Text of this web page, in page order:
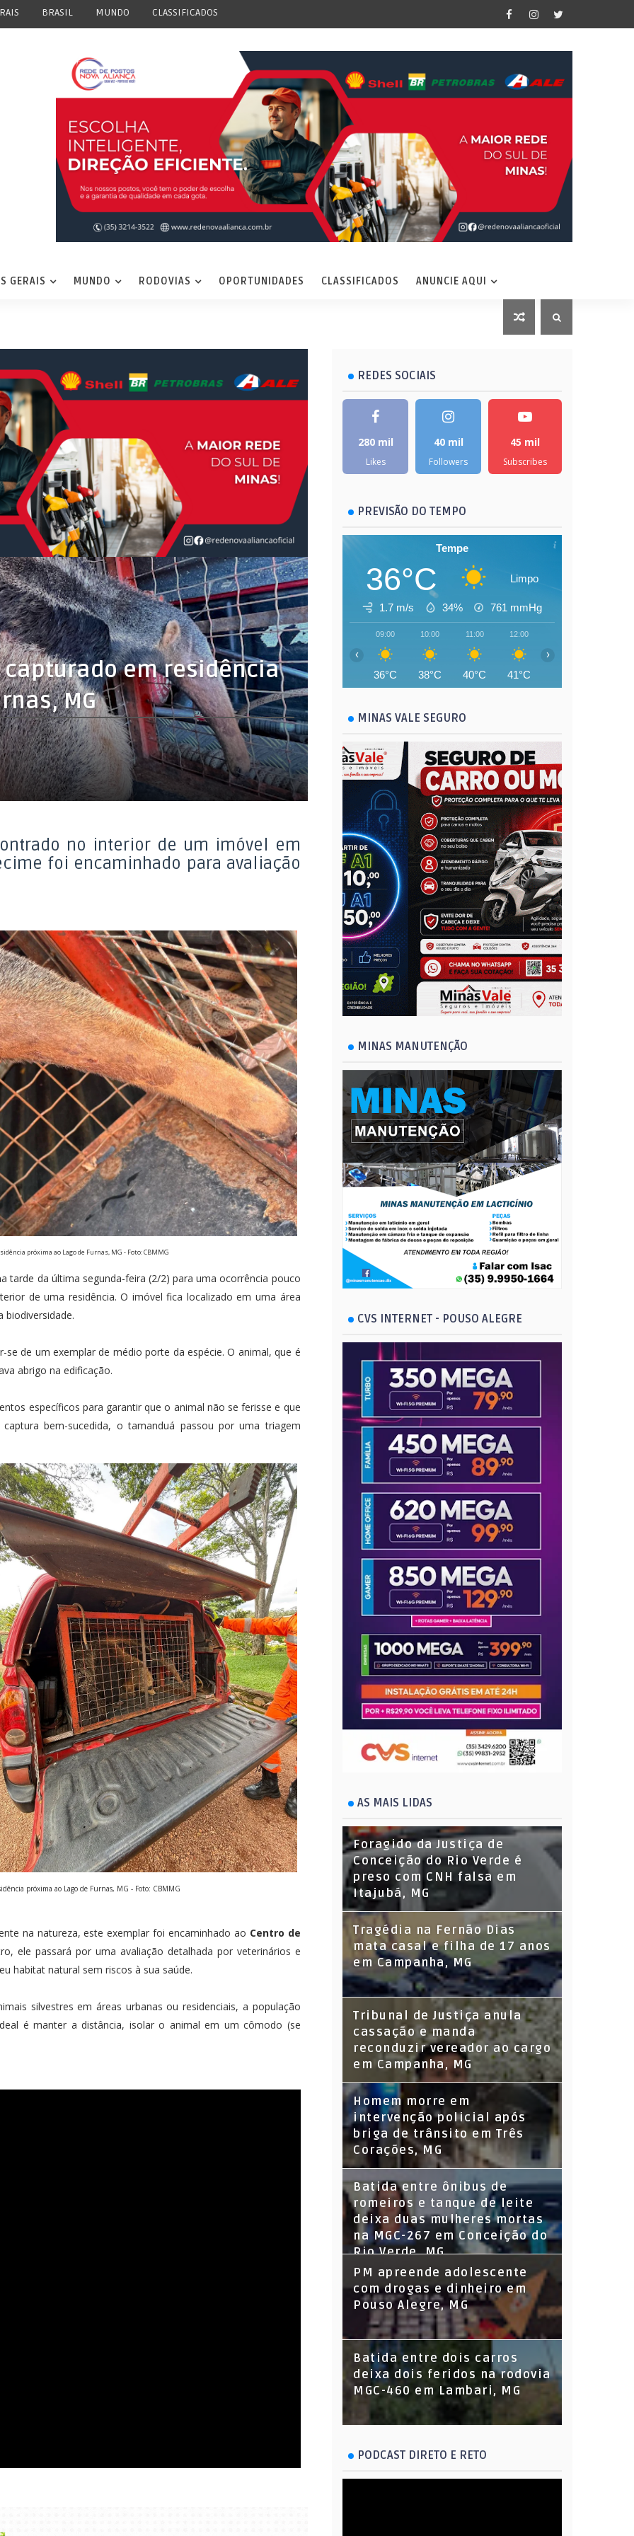
BRASIL MUNDO CLASSIFICADOS
GERAIS MUNDO RODOVIAS OPORTUNIDADES CLASSIFICADOS ANUNCIE AQUI
em residência
MG
no interior de um imóvel em
foi encaminhado para avaliação
próxima ao Lago de Furnas, MG - Foto: CBMMG
tarde da última segunda-feira (2/2) para uma ocorrência pouco
de uma residência. O imóvel fica localizado em uma área
biodiversidade.
de um exemplar de médio porte da espécie. O animal, que é
abrigo na edificação.
específicos para garantir que o animal não se ferisse e que
bem-sucedida, o tamanduá passou por uma triagem
próxima ao Lago de Furnas, MG - Foto: CBMMG
na natureza, este exemplar foi encaminhado ao Centro de
ele passará por uma avaliação detalhada por veterinários e
habitat natural sem riscos à sua saúde.
silvestres em áreas urbanas ou residenciais, a população
é manter a distância, isolar o animal em um cômodo (se
REDES SOCIAIS
280 mil
Likes
40 mil
Followers
45 mil
Subscribes
PREVISÃO DO TEMPO
Tempe
36°C Limpo
1.7 m/s 34% 761 mmHg
09:00
36°C
10:00
38°C
11:00
40°C
12:00
41°C
‹ ›
MINAS VALE SEGURO
MINAS MANUTENÇÃO
CVS INTERNET - POUSO ALEGRE
AS MAIS LIDAS
Foragido da Justiça de
Conceição do Rio Verde é
preso com CNH falsa em
Itajubá, MG
Tragédia na Fernão Dias
mata casal e filha de 17 anos
em Campanha, MG
Tribunal de Justiça anula
cassação e manda
reconduzir vereador ao cargo
em Campanha, MG
Homem morre em
intervenção policial após
briga de trânsito em Três
Corações, MG
Batida entre ônibus de
romeiros e tanque de leite
deixa duas mulheres mortas
na MGC-267 em Conceição do
Rio Verde, MG
PM apreende adolescente
com drogas e dinheiro em
Pouso Alegre, MG
Batida entre dois carros
deixa dois feridos na rodovia
MGC-460 em Lambari, MG
PODCAST DIRETO E RETO